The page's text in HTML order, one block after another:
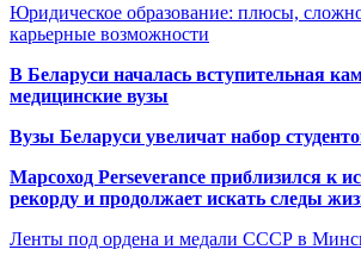
Юридическое образование: плюсы,
карьерные возможности
В Беларуси началась вступительная
медицинские вузы
Вузы Беларуси увеличат набор
Марсоход Perseverance приблизился к
рекорду и продолжает искать следы
Ленты под ордена и медали СССР в